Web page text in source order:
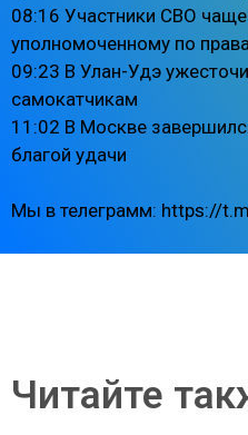
08:16 Участники СВО
уполномоченному по
09:23 В Улан-Удэ
самокатчикам
11:02 В Москве
благой удачи
Мы в телеграмм: https://
Читайте